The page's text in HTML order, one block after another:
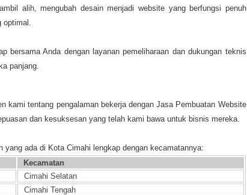
alih, mengubah desain menjadi website yang berfungsi penuh
bersama Anda dengan layanan pemeliharaan dan dukungan teknis
panjang.
kami tentang pengalaman bekerja dengan Jasa Pembuatan Website
dan kesuksesan yang telah kami bawa untuk bisnis mereka.
yang ada di Kota Cimahi lengkap dengan kecamatannya:
Kecamatan
Cimahi Selatan
Cimahi Tengah